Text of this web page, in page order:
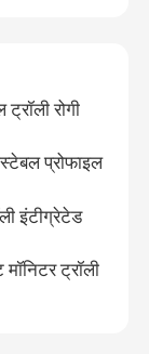
रोगी
प्रोफाइल
इंटीग्रेटेड
ट्रॉली